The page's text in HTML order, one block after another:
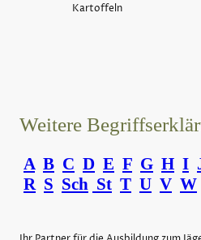
Kartoffeln
Weitere
A B C D E F G H I
R S Sch St T U V W